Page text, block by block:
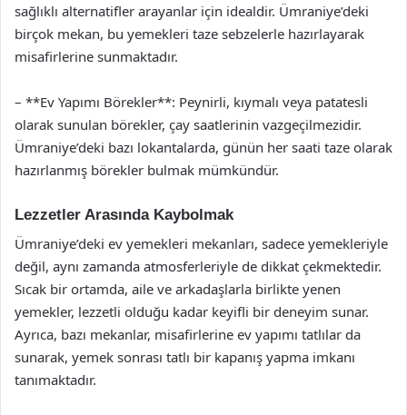
sağlıklı alternatifler arayanlar için idealdir. Ümraniye’deki
birçok mekan, bu yemekleri taze sebzelerle hazırlayarak
misafirlerine sunmaktadır.
– **Ev Yapımı Börekler**: Peynirli, kıymalı veya patatesli
olarak sunulan börekler, çay saatlerinin vazgeçilmezidir.
Ümraniye’deki bazı lokantalarda, günün her saati taze olarak
hazırlanmış börekler bulmak mümkündür.
Lezzetler Arasında Kaybolmak
Ümraniye’deki ev yemekleri mekanları, sadece yemekleriyle
değil, aynı zamanda atmosferleriyle de dikkat çekmektedir.
Sıcak bir ortamda, aile ve arkadaşlarla birlikte yenen
yemekler, lezzetli olduğu kadar keyifli bir deneyim sunar.
Ayrıca, bazı mekanlar, misafirlerine ev yapımı tatlılar da
sunarak, yemek sonrası tatlı bir kapanış yapma imkanı
tanımaktadır.